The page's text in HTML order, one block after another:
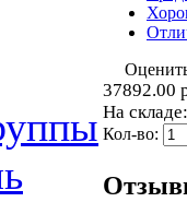
37892.00
На
Кол-во: